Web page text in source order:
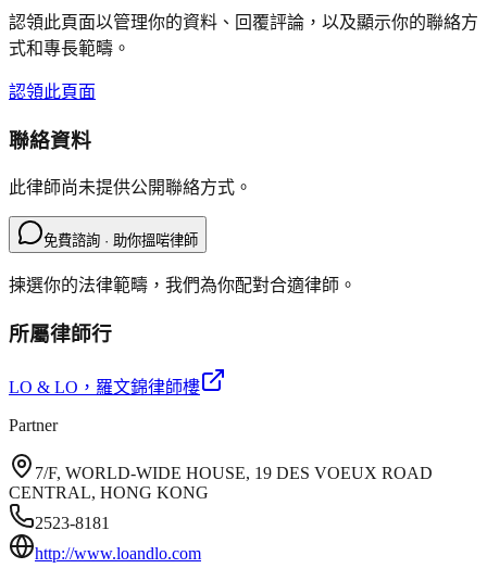
認領此頁面以管理你的資料、回覆評論，以及顯示你的聯絡方
式和專長範疇。
認領此頁面
聯絡資料
此律師尚未提供公開聯絡方式。
免費諮詢 · 助你搵啱律師
揀選你的法律範疇，我們為你配對合適律師。
所屬律師行
LO & LO ，羅文錦律師樓
Partner
7/F, WORLD-WIDE HOUSE, 19 DES VOEUX ROAD
CENTRAL, HONG KONG
2523-8181
http://www.loandlo.com